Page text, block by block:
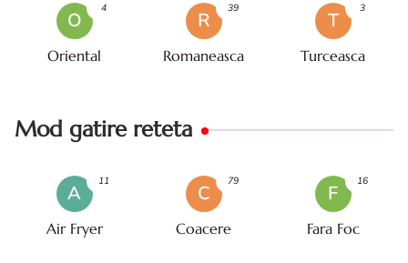
O
Oriental
4
R
Romaneasca
39
T
Turceasca
3
Mod gatire reteta
A
Air Fryer
11
C
Coacere
79
F
Fara Foc
16